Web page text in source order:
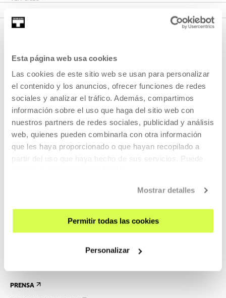
Esta página web usa cookies
Las cookies de este sitio web se usan para personalizar
el contenido y los anuncios, ofrecer funciones de redes
sociales y analizar el tráfico. Además, compartimos
información sobre el uso que haga del sitio web con
nuestros partners de redes sociales, publicidad y análisis
web, quienes pueden combinarla con otra información
que les haya proporcionado o que hayan recopilado a
partir del uso que haya hecho de sus servicios. Puede
Mostrar detalles
Permitir todas las cookies
Personalizar
REGÍSTRATE AL BOLETÍN
VISÍTANOS
ACCESIBILIDAD
PRENSA